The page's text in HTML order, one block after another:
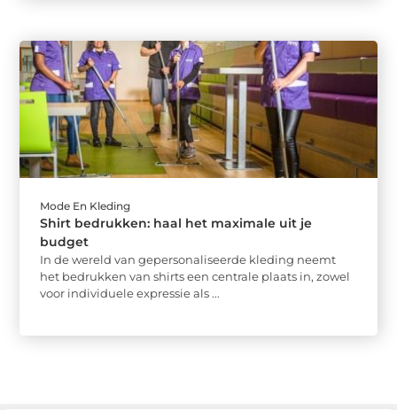
Mode En Kleding
Shirt bedrukken: haal het maximale uit je
budget
In de wereld van gepersonaliseerde kleding neemt
het bedrukken van shirts een centrale plaats in, zowel
voor individuele expressie als ...